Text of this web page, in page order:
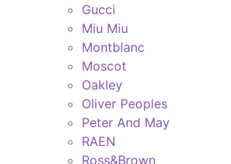
Gucci
Miu Miu
Montblanc
Moscot
Oakley
Oliver Peoples
Peter And May
RAEN
Ross&Brown